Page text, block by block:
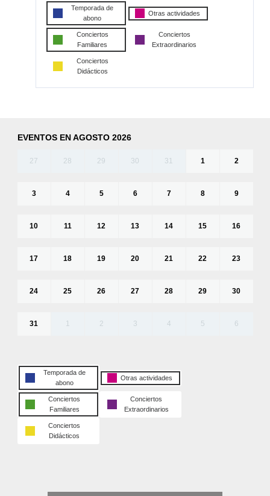
Temporada de
abono
Otras actividades
Conciertos
Familiares
Conciertos
Extraordinarios
Conciertos
Didácticos
EVENTOS EN AGOSTO 2026
27 28 29 30 31 1 2
3 4 5 6 7 8 9
10 11 12 13 14 15 16
17 18 19 20 21 22 23
24 25 26 27 28 29 30
31 1 2 3 4 5 6
Temporada de
abono
Otras actividades
Conciertos
Familiares
Conciertos
Extraordinarios
Conciertos
Didácticos